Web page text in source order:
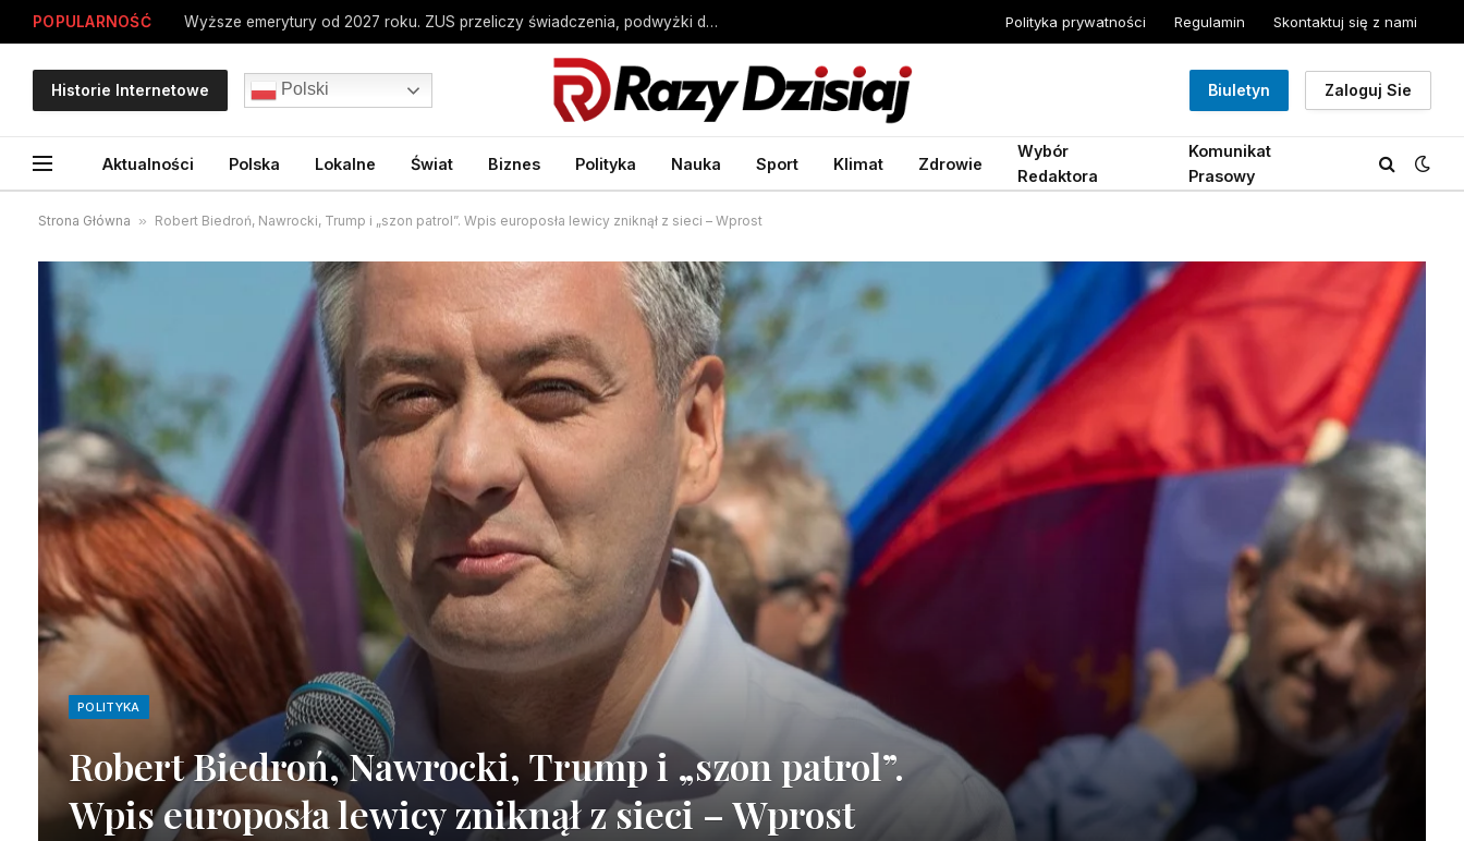
POPULARNOŚĆ Wyższe emerytury od 2027 roku. ZUS przeliczy świadczenia, podwyżki do 552 zł brutto – Biznes Wprost Polityka prywatności Regulamin Skontaktuj się z nami
Historie Internetowe Polski Biuletyn Zaloguj Sie
Aktualności Polska Lokalne Świat Biznes Polityka Nauka Sport Klimat Zdrowie
Wybór
Redaktora
Komunikat
Prasowy
Strona Główna » Robert Biedroń, Nawrocki, Trump i „szon patrol”. Wpis europosła lewicy zniknął z sieci – Wprost
POLITYKA
Robert Biedroń, Nawrocki, Trump i „szon patrol”.
Wpis europosła lewicy zniknął z sieci – Wprost